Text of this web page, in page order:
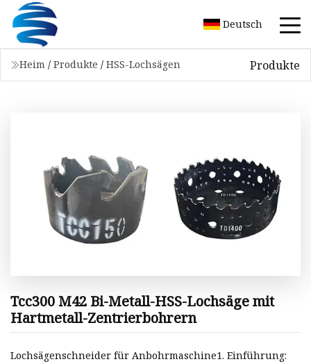
Deutsch
Heim / Produkte / HSS-Lochsägen Produkte
Tcc300 M42 Bi-Metall-HSS-Lochsäge mit
Hartmetall-Zentrierbohrern
Lochsägenschneider für Anbohrmaschine1. Einführung: